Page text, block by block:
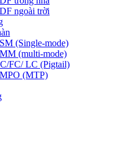
ngoài trời
(Single-mode)
(multi-mode)
FC/ LC (Pigtail)
(MTP)